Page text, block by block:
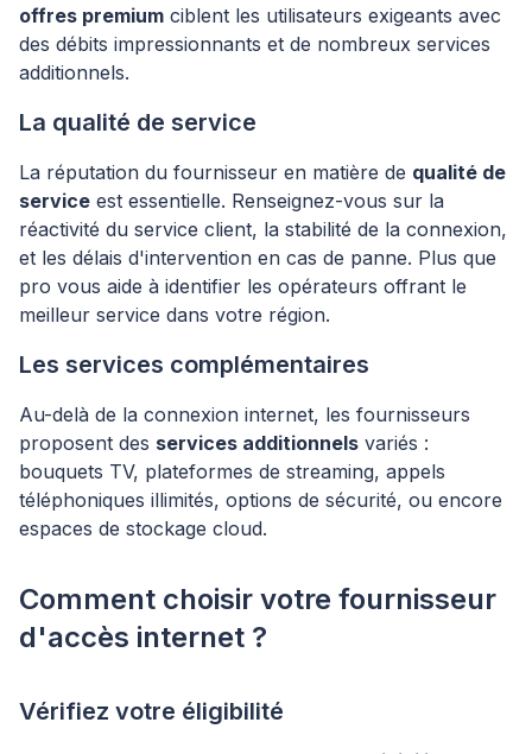
offres premium ciblent les utilisateurs exigeants avec
des débits impressionnants et de nombreux services
additionnels.
La qualité de service
La réputation du fournisseur en matière de qualité de
service est essentielle. Renseignez-vous sur la
réactivité du service client, la stabilité de la connexion,
et les délais d'intervention en cas de panne. Plus que
pro vous aide à identifier les opérateurs offrant le
meilleur service dans votre région.
Les services complémentaires
Au-delà de la connexion internet, les fournisseurs
proposent des services additionnels variés :
bouquets TV, plateformes de streaming, appels
téléphoniques illimités, options de sécurité, ou encore
espaces de stockage cloud.
Comment choisir votre fournisseur
d'accès internet ?
Vérifiez votre éligibilité